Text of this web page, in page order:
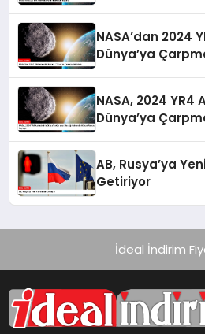
NASA’dan 2024
Dünya’ya
NASA, 2024 YR4
Dünya’ya
AB, Rusya’ya
Getiriyor
İdeal İndirim